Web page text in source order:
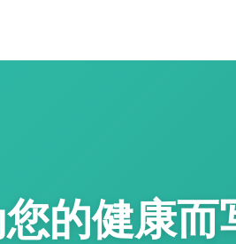
的健康而